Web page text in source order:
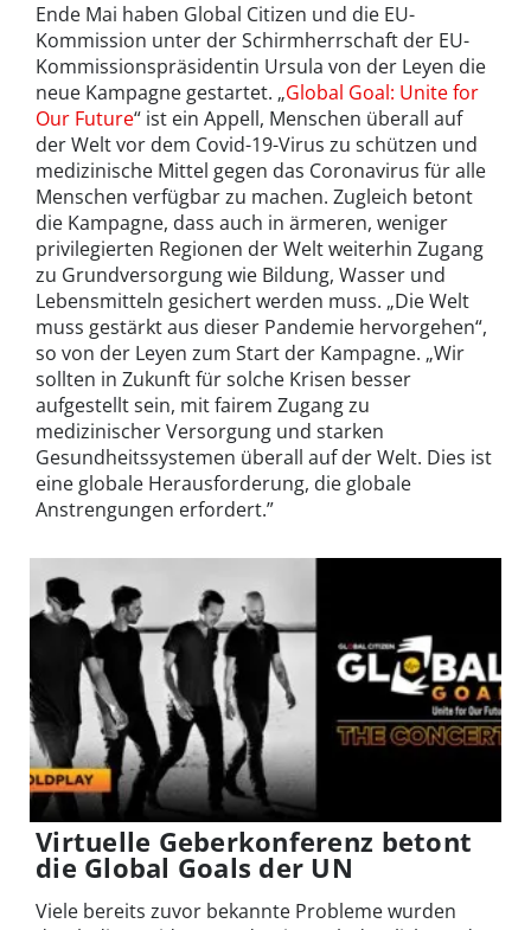
Ende Mai haben Global Citizen und die EU-
Kommission unter der Schirmherrschaft der EU-
Kommissionspräsidentin Ursula von der Leyen die
neue Kampagne gestartet. „Global Goal: Unite for
Our Future“ ist ein Appell, Menschen überall auf
der Welt vor dem Covid-19-Virus zu schützen und
medizinische Mittel gegen das Coronavirus für alle
Menschen verfügbar zu machen. Zugleich betont
die Kampagne, dass auch in ärmeren, weniger
privilegierten Regionen der Welt weiterhin Zugang
zu Grundversorgung wie Bildung, Wasser und
Lebensmitteln gesichert werden muss. „Die Welt
muss gestärkt aus dieser Pandemie hervorgehen“,
so von der Leyen zum Start der Kampagne. „Wir
sollten in Zukunft für solche Krisen besser
aufgestellt sein, mit fairem Zugang zu
medizinischer Versorgung und starken
Gesundheitssystemen überall auf der Welt. Dies ist
eine globale Herausforderung, die globale
Anstrengungen erfordert.”
Virtuelle Geberkonferenz betont
die Global Goals der UN
Viele bereits zuvor bekannte Probleme wurden